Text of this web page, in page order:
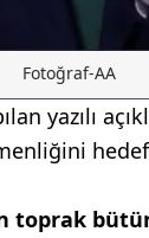
Fotoğraf-AA
yazılı
hedef
toprak